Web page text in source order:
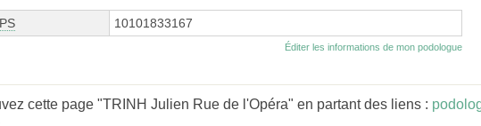
10101833167
Éditer les informations de mon podologue
cette page "TRINH Julien Rue de l'Opéra" en partant des liens :